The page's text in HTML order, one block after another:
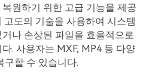
원하기 위한 고급 기능을 제공
도의 기술을 사용하여 시스템
나 손상된 파일을 효율적으로
. 사용자는 MXF, MP4 등 다양
구할 수 있습니다.